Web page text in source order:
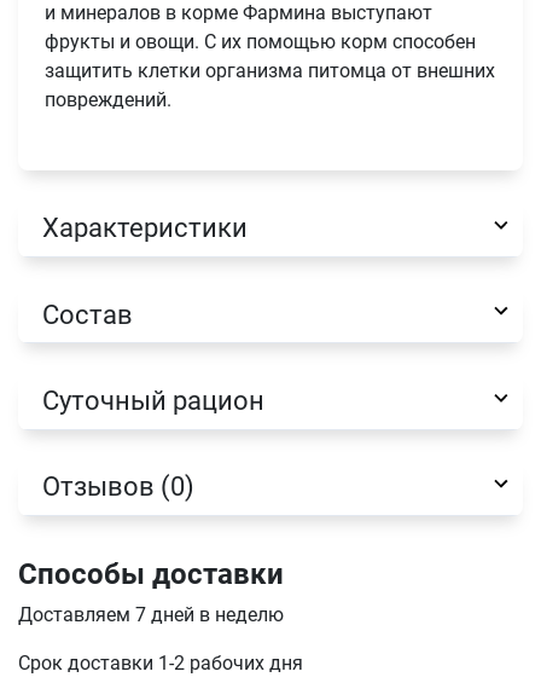
и минералов в корме Фармина выступают
фрукты и овощи. С их помощью корм способен
защитить клетки организма питомца от внешних
повреждений.
Характеристики
Состав
Суточный рацион
Отзывов (0)
Способы доставки
Доставляем 7 дней в неделю
Срок доставки 1-2 рабочих дня
Имя
Телефон